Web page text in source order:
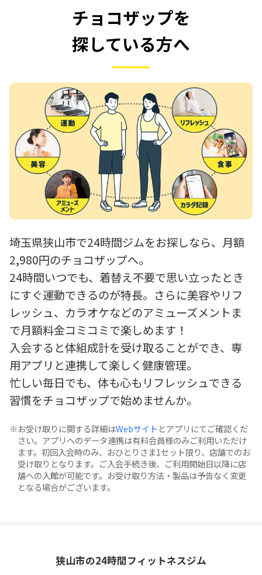
チョコザップを
探している方へ
埼玉県狭山市で24時間ジムをお探しなら、月額
2,980円のチョコザップへ。
24時間いつでも、着替え不要で思い立ったとき
にすぐ運動できるのが特長。さらに美容やリフ
レッシュ、カラオケなどのアミューズメントま
で月額料金コミコミで楽しめます！
入会すると体組成計を受け取ることができ、専
用アプリと連携して楽しく健康管理。
忙しい毎日でも、体も心もリフレッシュできる
習慣をチョコザップで始めませんか。
お受け取りに関する詳細はWebサイト とアプリにてご確認くだ
さい。アプリへのデータ連携は有料会員様のみご利用いただけ
ます。初回入会時のみ、おひとりさま1セット限り、店舗でのお
受け取りとなります。ご入会手続き後、ご利用開始日以降に店
舗への入館が可能です。お受け取り方法・製品は予告なく変更
となる場合がございます。
狭山市の24時間フィットネスジム